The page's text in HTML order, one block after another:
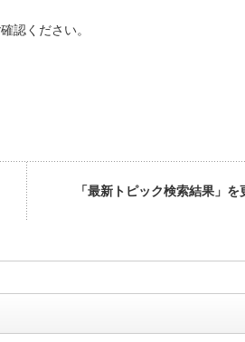
認ください。
「最新トピック検索結果」